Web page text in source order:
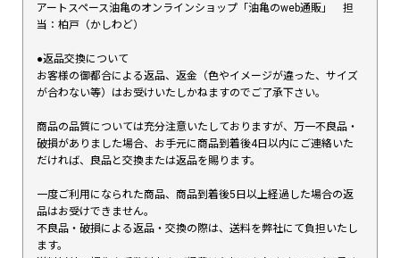
アートスペース油亀のオンラインショップ「油亀のweb通販」 担
当：柏戸（かしわど）
●返品交換について
お客様の御都合による返品、返金（色やイメージが違った、サイズ
が合わない等）はお受けいたしかねますのでご了承下さい。
商品の品質については充分注意いたしておりますが、万一不良品・
破損がありました場合、お手元に商品到着後4日以内にご連絡いた
だければ、良品と交換または返品を賜ります。
一度ご利用になられた商品、商品到着後5日以上経過した場合の返
品はお受けできません。
不良品・破損による返品・交換の際は、送料を弊社にて負担いたし
ます。